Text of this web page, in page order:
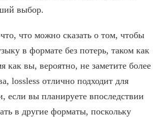
выбор.
что можно сказать о том, чтобы
в формате без потерь, таком как
как вы, вероятно, не заметите более
lossless отлично подходит для
если вы планируете впоследствии
в другие форматы, поскольку